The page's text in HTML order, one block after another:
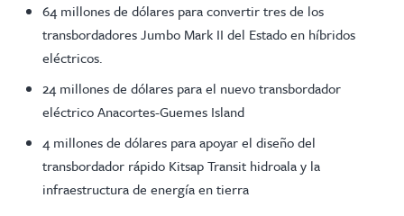
64 millones de dólares para convertir tres de los
transbordadores Jumbo Mark II del Estado en híbridos
eléctricos.
24 millones de dólares para el nuevo transbordador
eléctrico Anacortes-Guemes Island
4 millones de dólares para apoyar el diseño del
transbordador rápido Kitsap Transit hidroala y la
infraestructura de energía en tierra